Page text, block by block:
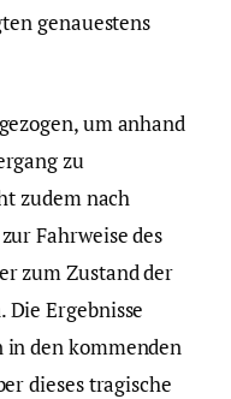
genauestens
um anhand
zu
zudem nach
Fahrweise des
zum Zustand der
Ergebnisse
in den kommenden
dieses tragische